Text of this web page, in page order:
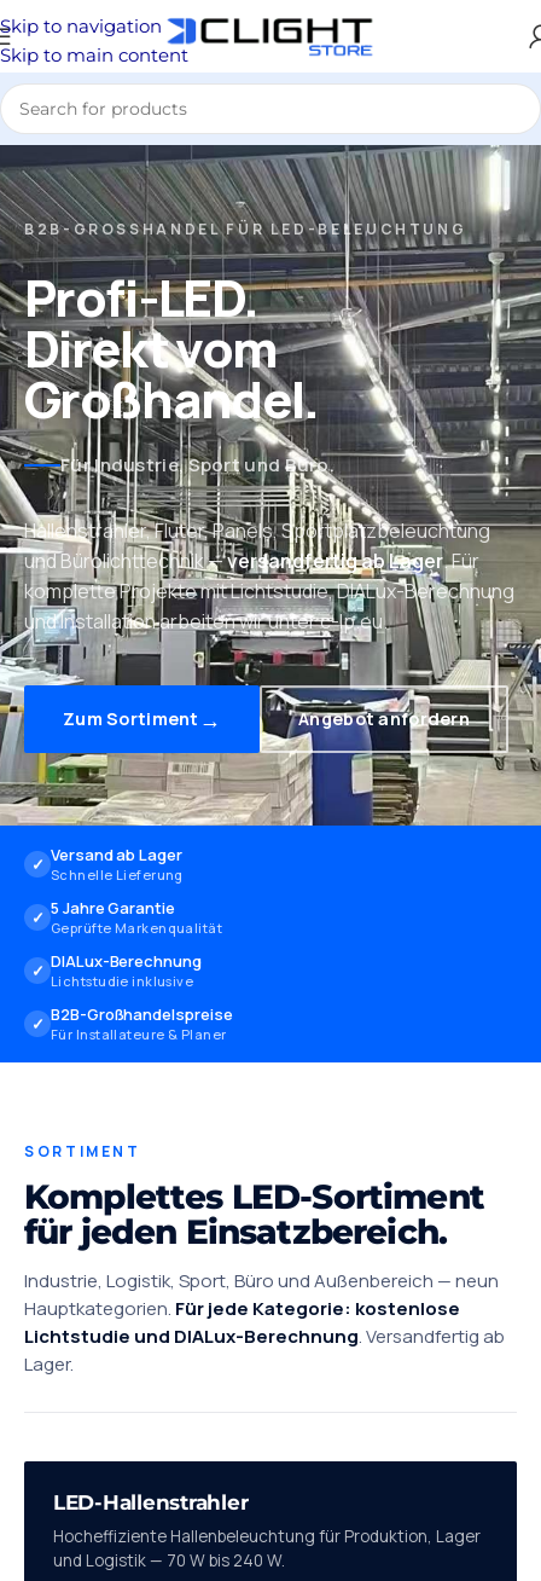
Skip to navigation
Skip to main content
B2B-GROSSHANDEL FÜR LED-BELEUCHTUNG
Profi-LED.
Direkt vom
Großhandel.
Für Industrie, Sport und Büro.
Hallenstrahler, Fluter, Panels, Sportplatzbeleuchtung
und Bürolichttechnik —versandfertig ab Lager. Für
komplette Projekte mit Lichtstudie, DIALux-Berechnung
und Installation arbeiten wir unter c-lp.eu.
Zum Sortiment → Angebot anfordern
✓ Versand ab Lager
Schnelle Lieferung
✓ 5 Jahre Garantie
Geprüfte Markenqualität
✓ DIALux-Berechnung
Lichtstudie inklusive
✓ B2B-Großhandelspreise
Für Installateure & Planer
SORTIMENT
Komplettes LED-Sortiment
für jeden Einsatzbereich.
Industrie, Logistik, Sport, Büro und Außenbereich — neun
Hauptkategorien. Für jede Kategorie: kostenlose
Lichtstudie und DIALux-Berechnung. Versandfertig ab
Lager.
01
LED-Hallenstrahler
Hocheffiziente Hallenbeleuchtung für Produktion, Lager
und Logistik — 70 W bis 240 W.